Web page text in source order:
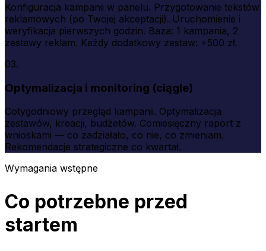
Konfiguracja kampanii w panelu. Przygotowanie tekstów
reklamowych (po Twojej akceptacji). Uruchomienie i
weryfikacja pierwszych godzin. Baza: 1 kampania, 2
zestawy reklam. Każdy dodatkowy zestaw: +500 zł.
03.
Optymalizacja i monitoring (ciągle)
Cotygodniowy przegląd kampanii. Optymalizacja
zestawów, kreacji, budżetów. Comiesięczny raport z
wnioskami — co zadziałało, co nie, co zmieniam.
Rekomendacje strategiczne co kwartał.
Wymagania wstępne
Co potrzebne przed
startem